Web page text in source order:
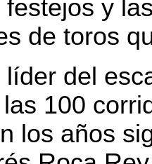
y
de toros
del
100
los años